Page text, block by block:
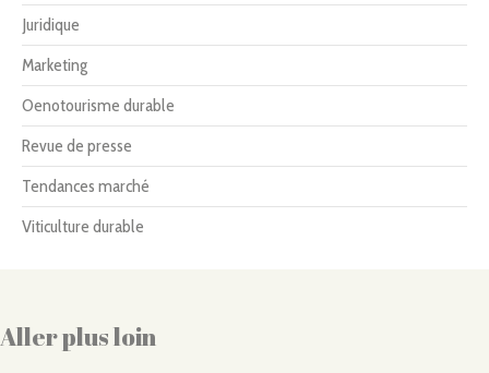
Juridique
Marketing
Oenotourisme durable
Revue de presse
Tendances marché
Viticulture durable
Aller plus loin